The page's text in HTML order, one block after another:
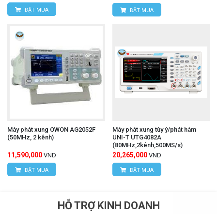
ĐẶT MUA ĐẶT MUA
Máy phát xung OWON AG2052F
(50MHz, 2 kênh)
11,590,000 VND
ĐẶT MUA
Máy phát xung tùy ý/phát hàm
UNI-T UTG4082A
(80MHz,2kênh,500MS/s)
20,265,000 VND
ĐẶT MUA
HỖ TRỢ KINH DOANH